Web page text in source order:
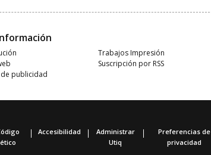
Trabajos Impresión
Suscripción por RSS
publicidad
ético
Accesibilidad
Administrar
Utiq
Preferencias de
privacidad